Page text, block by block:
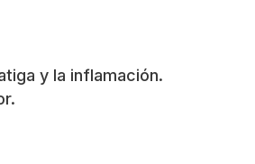
y la inflamación.